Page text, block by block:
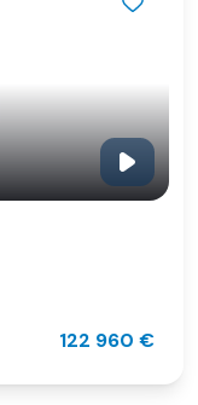
122 960 €